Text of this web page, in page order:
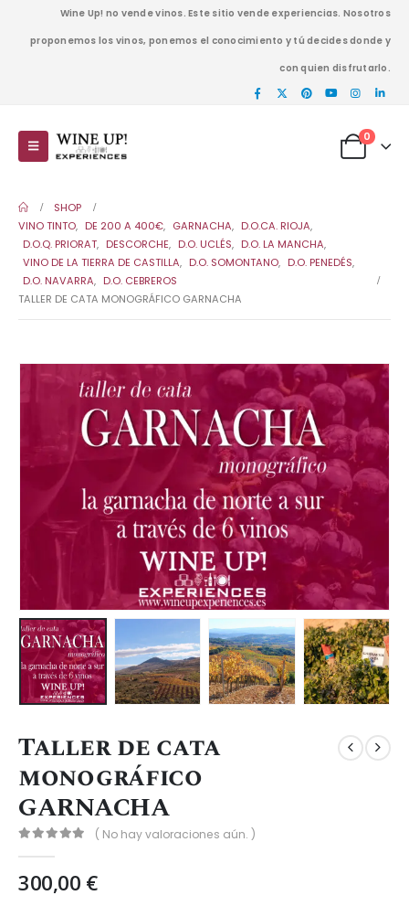
Wine Up! no vende vinos. Este sitio vende experiencias. Nosotros
proponemos los vinos, ponemos el conocimiento y tú decides donde y
con quien disfrutarlo.
0
SHOP
VINO TINTO, DE 200 A 400€, GARNACHA, D.O.CA. RIOJA,
D.O.Q. PRIORAT, DESCORCHE, D.O. UCLÉS, D.O. LA MANCHA,
VINO DE LA TIERRA DE CASTILLA, D.O. SOMONTANO, D.O. PENEDÉS,
D.O. NAVARRA, D.O. CEBREROS
TALLER DE CATA MONOGRÁFICO GARNACHA
Taller de cata
monográfico
GARNACHA
( No hay valoraciones aún. )
300,00 €